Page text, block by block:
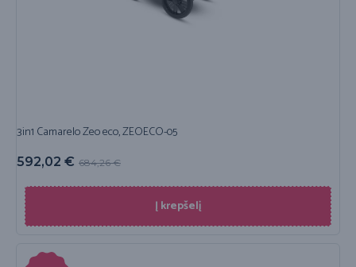
3in1 Camarelo Zeo eco, ZEOECO-05
684,26€
592,02 €
Į krepšelį